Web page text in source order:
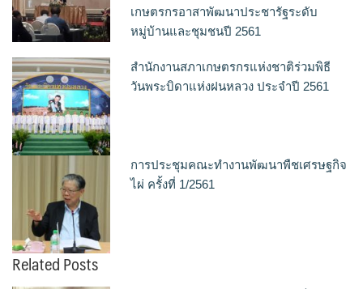
เกษตรกรอาสาพัฒนาประชารัฐระดับ
หมู่บ้านและชุมชนปี 2561
สำนักงานสภาเกษตรกรแห่งชาติร่วมพิธี
วันพระบิดาแห่งฝนหลวง ประจำปี 2561
การประชุมคณะทำงานพัฒนาพืชเศรษฐกิจ
ไผ่ ครั้งที่ 1/2561
Related Posts